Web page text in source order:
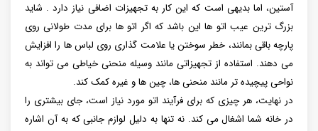
آستین، اما بدیهی است که این کار به تجهیزات اضافی نیاز دارد . شاید
بزرگ‌ ترین عیب اتو ها این باشد که اگر اتو ها برای مدت طولانی روی
پارچه باقی بمانند، خطر سوختن یا علامت‌ گذاری روی لباس‌ ها را افزایش
می‌ دهند. استفاده از تجهیزاتی مانند وسیله منحنی خیاطی می‌ تواند به
نواحی پیچیده‌ تر مانند منحنی‌ ها، چین‌ ها و غیره کمک کند.
در نهایت، هر چیزی که برای فرآیند اتو مورد نیاز است، جای بیشتری را
در خانه شما اشغال می کند. نه تنها به دلیل لوازم جانبی که به آن اشاره